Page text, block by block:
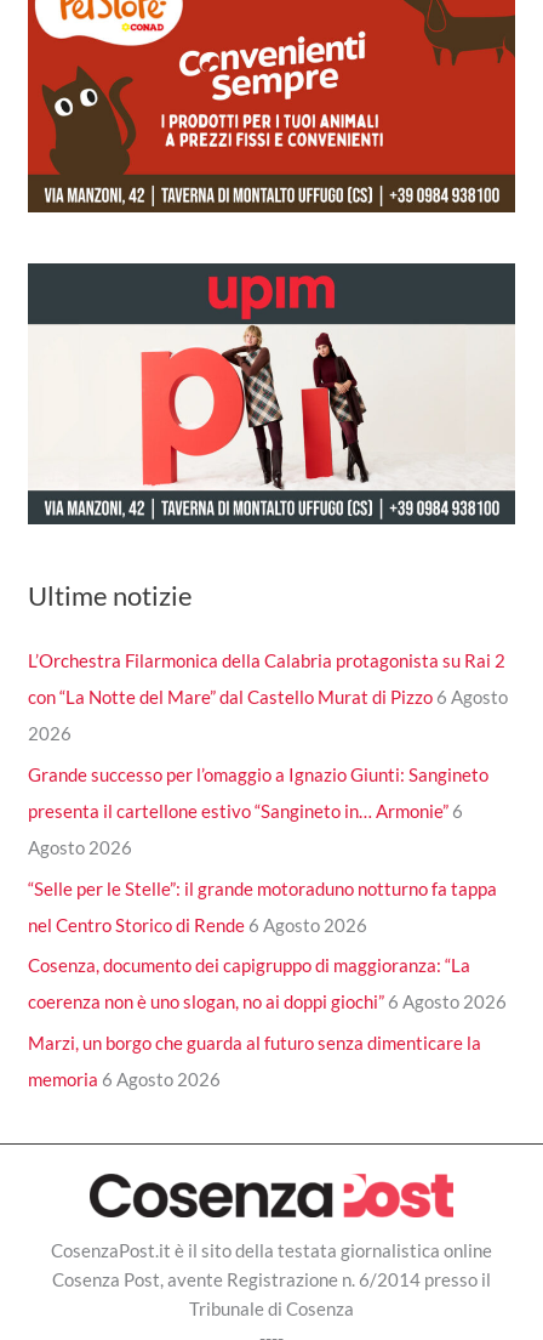
Ultime notizie
L’Orchestra Filarmonica della Calabria protagonista su Rai 2
con “La Notte del Mare” dal Castello Murat di Pizzo 6 Agosto
2026
Grande successo per l’omaggio a Ignazio Giunti: Sangineto
presenta il cartellone estivo “Sangineto in… Armonie” 6
Agosto 2026
“Selle per le Stelle”: il grande motoraduno notturno fa tappa
nel Centro Storico di Rende 6 Agosto 2026
Cosenza, documento dei capigruppo di maggioranza: “La
coerenza non è uno slogan, no ai doppi giochi” 6 Agosto 2026
Marzi, un borgo che guarda al futuro senza dimenticare la
memoria 6 Agosto 2026
CosenzaPost.it è il sito della testata giornalistica online
Cosenza Post, avente Registrazione n. 6/2014 presso il
Tribunale di Cosenza